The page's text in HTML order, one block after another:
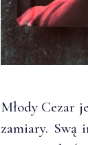
Młody Cezar
zamiary.